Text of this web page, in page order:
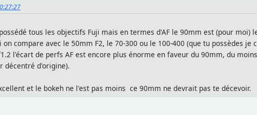
tous les objectifs Fuji mais en termes d'AF le 90mm est (pour
compare avec le 50mm F2, le 70-300 ou le 100-400 (que tu possèdes
l'écart de perfs AF est encore plus énorme en faveur du 90mm, du
décentré d'origine).
et le bokeh ne l'est pas moins ce 90mm ne devrait pas te décevoir.